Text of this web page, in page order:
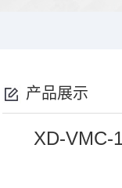
产品展示
XD-VMC-